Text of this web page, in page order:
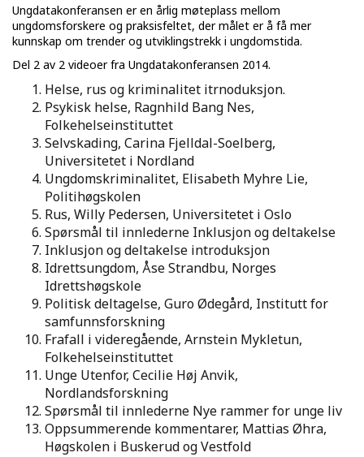
Ungdatakonferansen er en årlig møteplass mellom
ungdomsforskere og praksisfeltet, der målet er å få mer
kunnskap om trender og utviklingstrekk i ungdomstida.
Del 2 av 2 videoer fra Ungdatakonferansen 2014.
Helse, rus og kriminalitet itrnoduksjon.
Psykisk helse, Ragnhild Bang Nes,
Folkehelseinstituttet
Selvskading, Carina Fjelldal-Soelberg,
Universitetet i Nordland
Ungdomskriminalitet, Elisabeth Myhre Lie,
Politihøgskolen
Rus, Willy Pedersen, Universitetet i Oslo
Spørsmål til innlederne Inklusjon og deltakelse
Inklusjon og deltakelse introduksjon
Idrettsungdom, Åse Strandbu, Norges
Idrettshøgskole
Politisk deltagelse, Guro Ødegård, Institutt for
samfunnsforskning
Frafall i videregående, Arnstein Mykletun,
Folkehelseinstituttet
Unge Utenfor, Cecilie Høj Anvik,
Nordlandsforskning
Spørsmål til innlederne Nye rammer for unge liv
Oppsummerende kommentarer, Mattias Øhra,
Høgskolen i Buskerud og Vestfold